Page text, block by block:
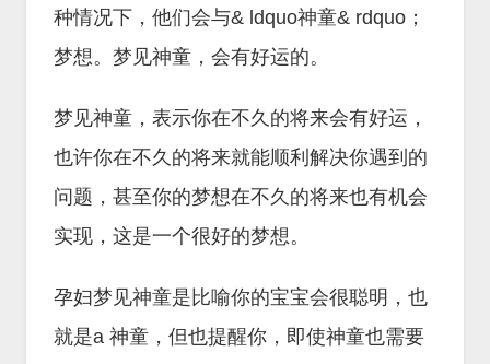
种情况下，他们会与& ldquo神童& rdquo；
梦想。梦见神童，会有好运的。
梦见神童，表示你在不久的将来会有好运，
也许你在不久的将来就能顺利解决你遇到的
问题，甚至你的梦想在不久的将来也有机会
实现，这是一个很好的梦想。
孕妇梦见神童是比喻你的宝宝会很聪明，也
就是a 神童，但也提醒你，即使神童也需要